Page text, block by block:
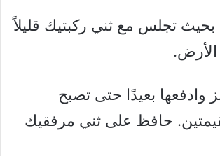
تجلس مع ثني ركبتيك قليلاً
وادفعها بعيدًا حتى تصبح
حافظ على ثني مرفقيك